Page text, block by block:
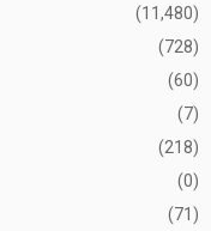
(11,480)
(728)
(60)
(7)
(218)
(0)
(71)